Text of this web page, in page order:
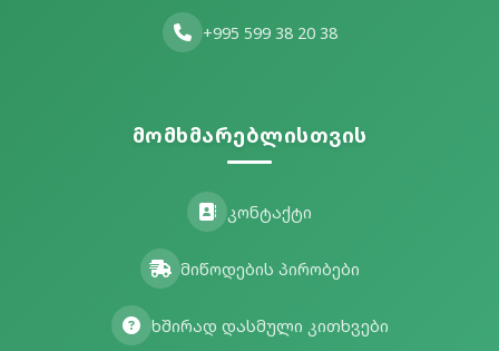
+995 599 38 20 38
მომხმარებლისთვის
კონტაქტი
მიწოდების პირობები
ხშირად დასმული კითხვები